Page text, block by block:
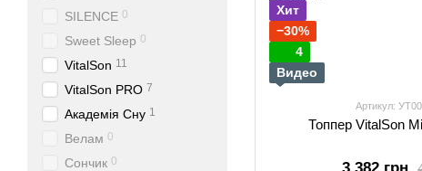
Хит
−30%
4
Видео
Артикул:
Топпер VitalSon
SILENCE 0
Sweet Sleep 0
VitalSon 11
VitalSon PRO 7
Академія Сну 1
Велам 0
Сончик 0